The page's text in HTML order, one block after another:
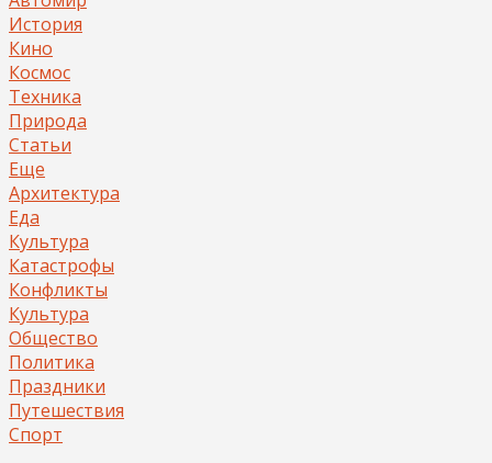
История
Кино
Космос
Техника
Природа
Статьи
Еще
Архитектура
Еда
Культура
Катастрофы
Конфликты
Культура
Общество
Политика
Праздники
Путешествия
Спорт